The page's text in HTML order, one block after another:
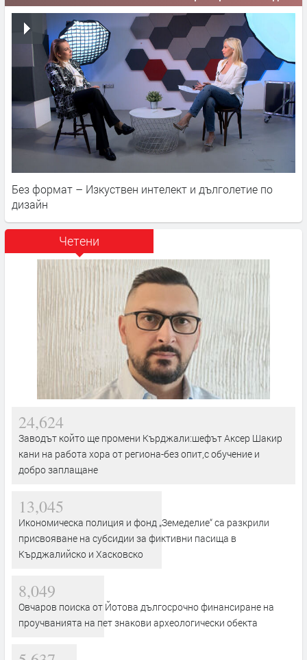
Без формат – Изкуствен интелект и дълголетие по
дизайн
Четени
24,624
Заводът който ще промени Кърджали:шефът Аксер Шакир
кани на работа хора от региона-без опит,с обучение и
добро заплащане
13,045
Икономическа полиция и фонд „Земеделие“ са разкрили
присвояване на субсидии за фиктивни пасища в
Кърджалийско и Хасковско
8,049
Овчаров поиска от Йотова дългосрочно финансиране на
проучванията на пет знакови археологически обекта